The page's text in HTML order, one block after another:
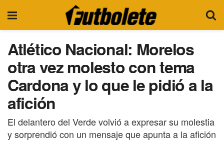
Atlético Nacional: Morelos
otra vez molesto con tema
Cardona y lo que le pidió a la
afición
El delantero del Verde volvió a expresar su molestia
y sorprendió con un mensaje que apunta a la afición